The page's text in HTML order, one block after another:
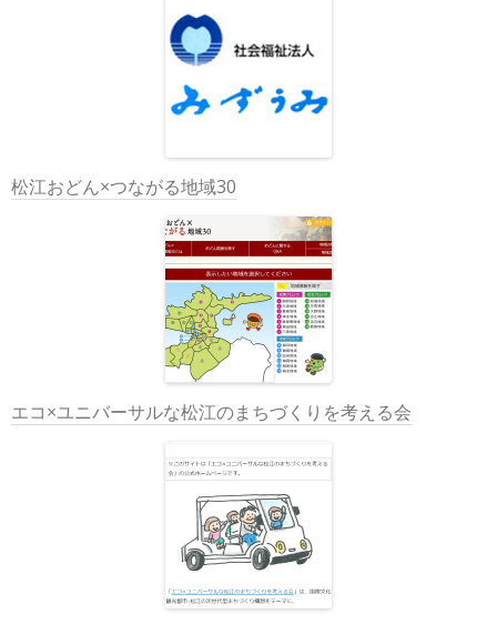
松江おどん×つながる地域30
エコ×ユニバーサルな松江のまちづくりを考える会